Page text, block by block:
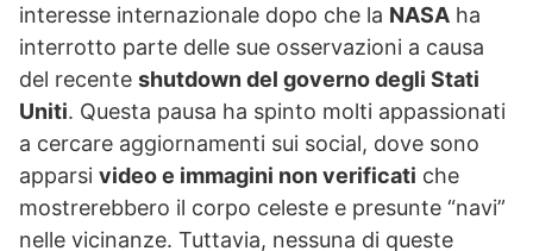
interesse internazionale dopo che la NASA ha
interrotto parte delle sue osservazioni a causa
del recente shutdown del governo degli Stati
Uniti. Questa pausa ha spinto molti appassionati
a cercare aggiornamenti sui social, dove sono
apparsi video e immagini non verificati che
mostrerebbero il corpo celeste e presunte “navi”
nelle vicinanze. Tuttavia, nessuna di queste